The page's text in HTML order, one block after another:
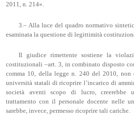
2011, n. 214».
3.– Alla luce del quadro normativo
esaminata la questione di legittimità
Il giudice rimettente sostiene la
costituzionali –art. 3, in combinato disposto
comma 10, della legge n. 240 del 2010, non
università statali di ricoprire l’incarico di
società aventi scopo di lucro, creerebbe
trattamento con il personale docente nelle
sarebbe, invece, permesso ricoprire tali cariche.